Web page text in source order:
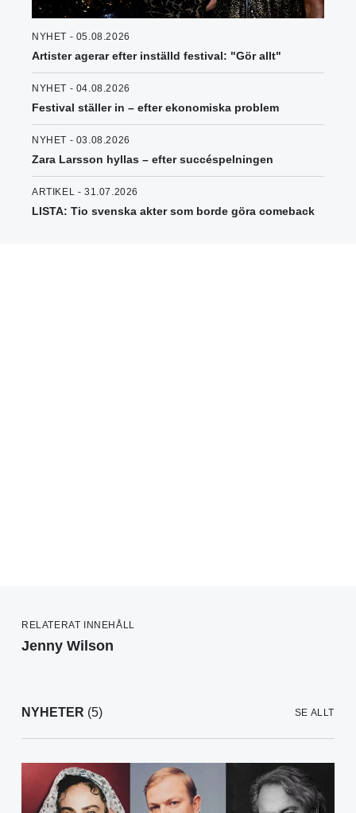
NYHET - 05.08.2026
Artister agerar efter inställd festival: "Gör allt"
NYHET - 04.08.2026
Festival ställer in – efter ekonomiska problem
NYHET - 03.08.2026
Zara Larsson hyllas – efter succéspelningen
ARTIKEL - 31.07.2026
LISTA: Tio svenska akter som borde göra comeback
RELATERAT INNEHÅLL
Jenny Wilson
NYHETER (5) SE ALLT